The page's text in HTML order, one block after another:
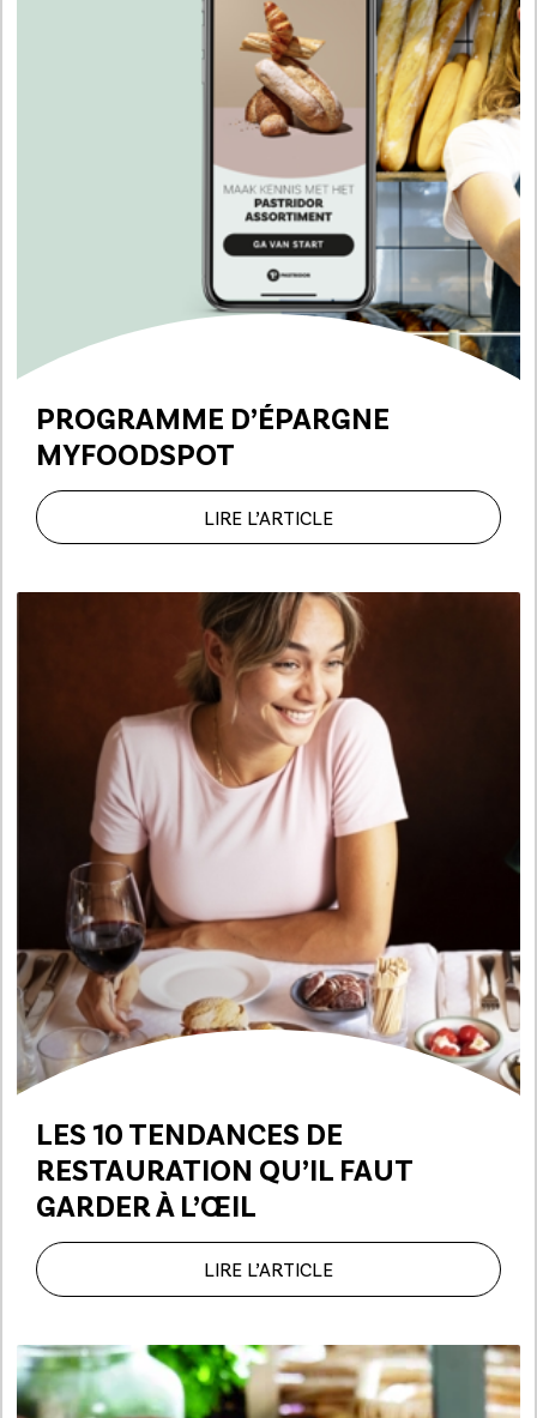
PROGRAMME D’ÉPARGNE
MYFOODSPOT
LIRE L’ARTICLE
LES 10 TENDANCES DE
RESTAURATION QU’IL FAUT
GARDER À L’ŒIL
LIRE L’ARTICLE